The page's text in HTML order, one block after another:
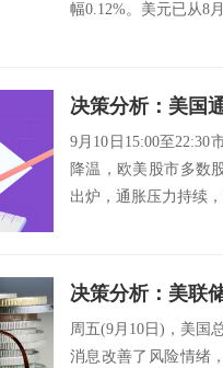
幅0.12%。美元已从8
9月10日15:00至22:30
降温，欧美股市多数
出炉，通胀压力持续
周五(9月10日)，美国
消息改善了风险情绪